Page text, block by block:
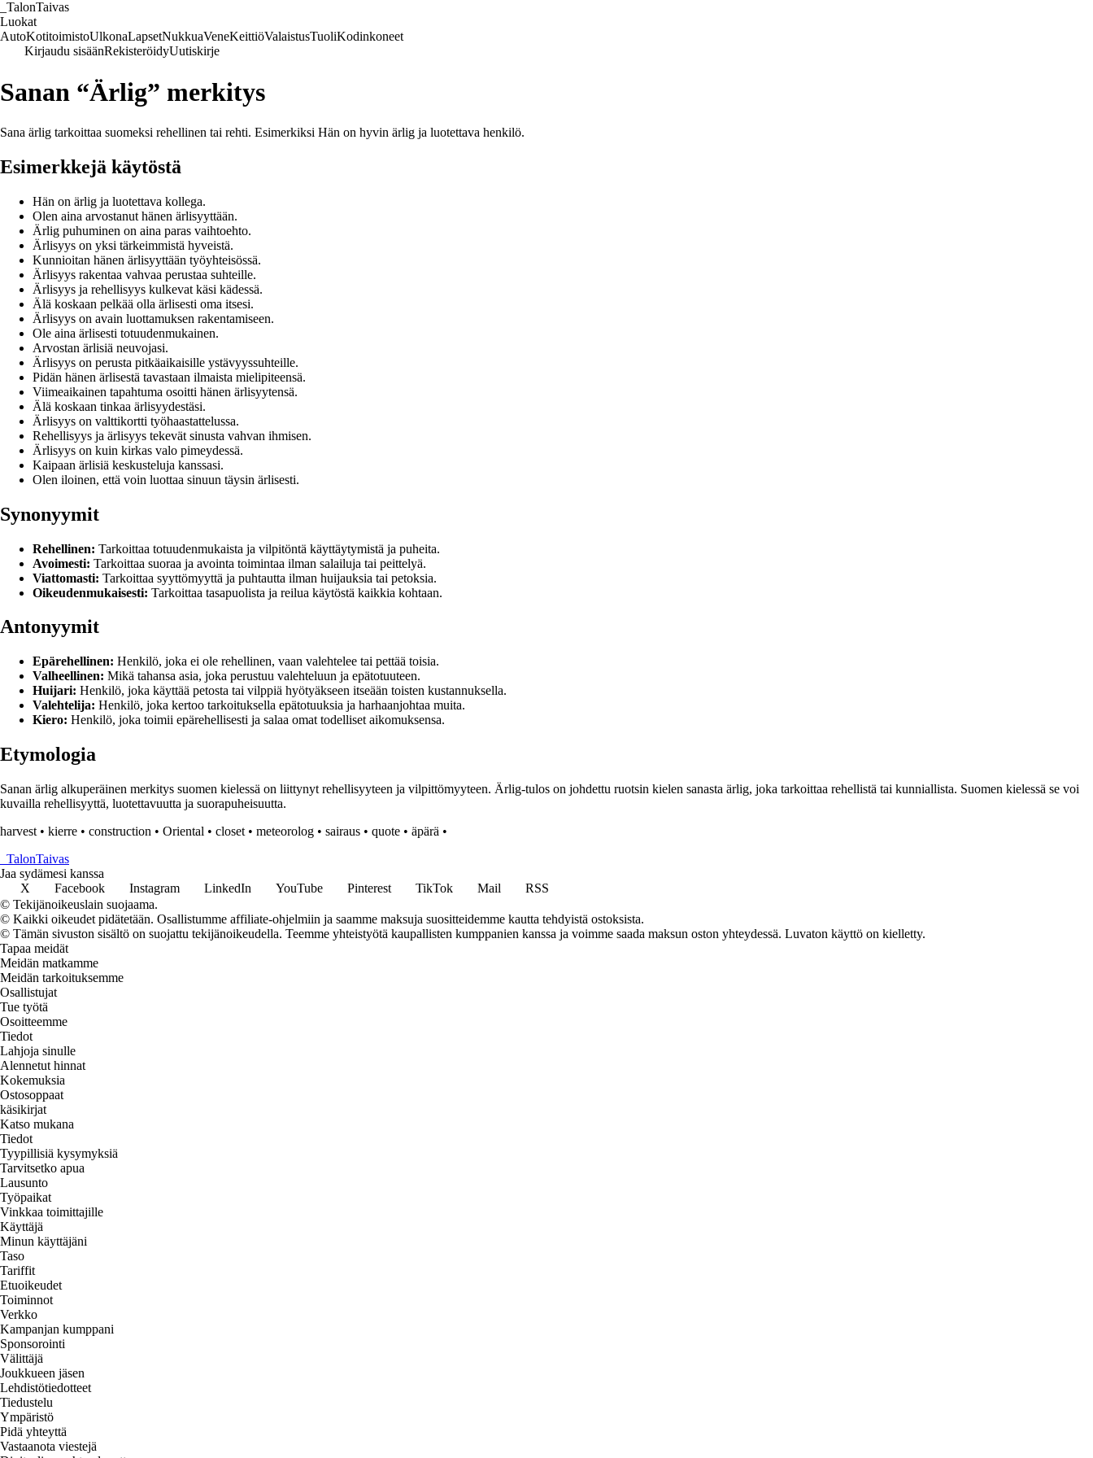
TalonTaivas
Luokat
AutoKotitoimistoUlkonaLapsetNukkuaVeneKeittiöValaistusTuoliKodinkoneet
Kirjaudu sisäänRekisteröidyUutiskirje
Sanan “Ärlig” merkitys
Sana ärlig tarkoittaa suomeksi rehellinen tai rehti. Esimerkiksi Hän on hyvin ärlig ja luotettava henkilö.
Esimerkkejä käytöstä
Hän on ärlig ja luotettava kollega.
Olen aina arvostanut hänen ärlisyyttään.
Ärlig puhuminen on aina paras vaihtoehto.
Ärlisyys on yksi tärkeimmistä hyveistä.
Kunnioitan hänen ärlisyyttään työyhteisössä.
Ärlisyys rakentaa vahvaa perustaa suhteille.
Ärlisyys ja rehellisyys kulkevat käsi kädessä.
Älä koskaan pelkää olla ärlisesti oma itsesi.
Ärlisyys on avain luottamuksen rakentamiseen.
Ole aina ärlisesti totuudenmukainen.
Arvostan ärlisiä neuvojasi.
Ärlisyys on perusta pitkäaikaisille ystävyyssuhteille.
Pidän hänen ärlisestä tavastaan ilmaista mielipiteensä.
Viimeaikainen tapahtuma osoitti hänen ärlisyytensä.
Älä koskaan tinkaa ärlisyydestäsi.
Ärlisyys on valttikortti työhaastattelussa.
Rehellisyys ja ärlisyys tekevät sinusta vahvan ihmisen.
Ärlisyys on kuin kirkas valo pimeydessä.
Kaipaan ärlisiä keskusteluja kanssasi.
Olen iloinen, että voin luottaa sinuun täysin ärlisesti.
Synonyymit
Rehellinen: Tarkoittaa totuudenmukaista ja vilpitöntä käyttäytymistä ja puheita.
Avoimesti: Tarkoittaa suoraa ja avointa toimintaa ilman salailuja tai peittelyä.
Viattomasti: Tarkoittaa syyttömyyttä ja puhtautta ilman huijauksia tai petoksia.
Oikeudenmukaisesti: Tarkoittaa tasapuolista ja reilua käytöstä kaikkia kohtaan.
Antonyymit
Epärehellinen: Henkilö, joka ei ole rehellinen, vaan valehtelee tai pettää toisia.
Valheellinen: Mikä tahansa asia, joka perustuu valehteluun ja epätotuuteen.
Huijari: Henkilö, joka käyttää petosta tai vilppiä hyötyäkseen itseään toisten kustannuksella.
Valehtelija: Henkilö, joka kertoo tarkoituksella epätotuuksia ja harhaanjohtaa muita.
Kiero: Henkilö, joka toimii epärehellisesti ja salaa omat todelliset aikomuksensa.
Etymologia
Sanan ärlig alkuperäinen merkitys suomen kielessä on liittynyt rehellisyyteen ja vilpittömyyteen. Ärlig-tulos on johdettu ruotsin kielen sanasta ärlig, joka tarkoittaa rehellistä tai kunniallista. Suomen kielessä se voi
kuvailla rehellisyyttä, luotettavuutta ja suorapuheisuutta.
harvest • kierre • construction • Oriental • closet • meteorolog • sairaus • quote • äpärä •
TalonTaivas
Jaa sydämesi kanssa
X
Facebook Instagram LinkedIn YouTube Pinterest TikTok Mail
RSS
© Tekijänoikeuslain suojaama.
© Kaikki oikeudet pidätetään. Osallistumme affiliate-ohjelmiin ja saamme maksuja suositteidemme kautta tehdyistä ostoksista.
© Tämän sivuston sisältö on suojattu tekijänoikeudella. Teemme yhteistyötä kaupallisten kumppanien kanssa ja voimme saada maksun oston yhteydessä. Luvaton käyttö on kielletty.
Tapaa meidät
Meidän matkamme
Meidän tarkoituksemme
Osallistujat
Tue työtä
Osoitteemme
Tiedot
Lahjoja sinulle
Alennetut hinnat
Kokemuksia
Ostosoppaat
käsikirjat
Katso mukana
Tiedot
Tyypillisiä kysymyksiä
Tarvitsetko apua
Lausunto
Työpaikat
Vinkkaa toimittajille
Käyttäjä
Minun käyttäjäni
Taso
Tariffit
Etuoikeudet
Toiminnot
Verkko
Kampanjan kumppani
Sponsorointi
Välittäjä
Joukkueen jäsen
Lehdistötiedotteet
Tiedustelu
Ympäristö
Pidä yhteyttä
Vastaanota viestejä